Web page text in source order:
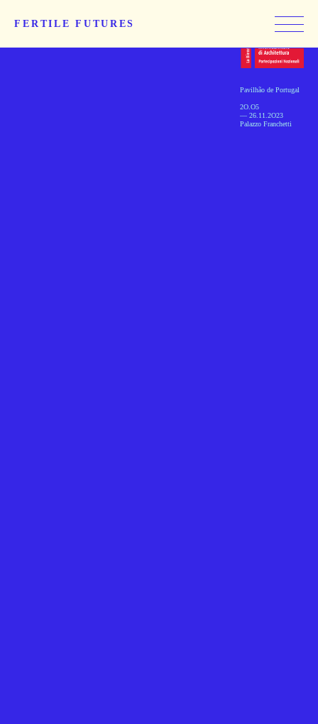
FERTILE FUTURES
Pavilhão de Portugal
2O.O5
— 26.11.2O23
Palazzo Franchetti